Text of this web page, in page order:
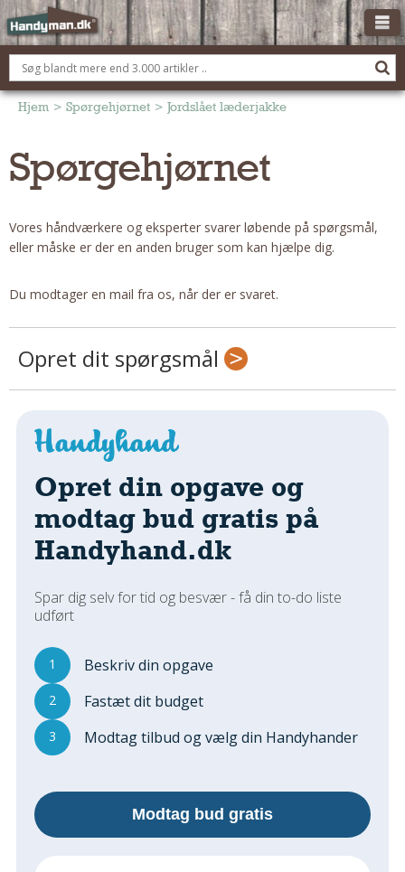
OM HANDYMAN.DK
FÅ 3 TILBUD
BOLIG KØBERÅDGIVNING
Montage Og Nybyg
Reparation Og Vedligehold
Om Materialer
Om Værktøj
Udskiftning Og Montage
Om Materialer
Tips Og Tests
VVS
Montage Og Udskiftning
Reparation Og Vedligehold
Varme Og Energi
Andet
MALER
Indendørs
Udendørs
Kan Det Males?
MURER
Reparationer
Om Materialer
Hjem > Spørgehjørnet > Jordslået læderjakke
Spørgehjørnet
Vores håndværkere og eksperter svarer løbende på spørgsmål,
eller måske er der en anden bruger som kan hjælpe dig.
Du modtager en mail fra os, når der er svaret.
Opret dit spørgsmål
Opret din opgave og
modtag bud gratis på
Handyhand.dk
Spar dig selv for tid og besvær - få din to-do liste
udført
1 Beskriv din opgave
2 Fastæt dit budget
3 Modtag tilbud og vælg din Handyhander
Modtag bud gratis